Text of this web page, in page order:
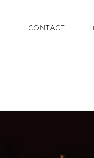
CONTACT